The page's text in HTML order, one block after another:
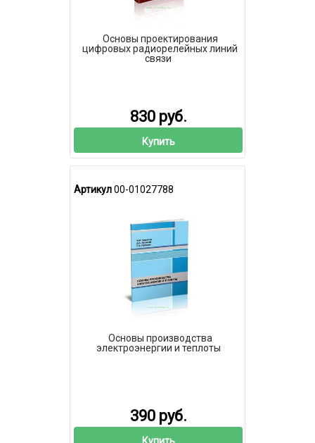
Основы проектирования
цифровых радиорелейных линий
связи
830 руб.
Купить
Артикул00-01027788
Основы производства
электроэнергии и теплоты
390 руб.